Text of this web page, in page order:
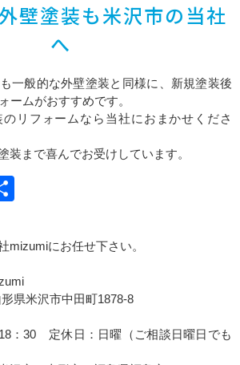
壁塗装も米沢市の当社
へ
一般的な外壁塗装と同様に、新規塗装後
ームがおすすめです。
リフォームなら当社におまかせくださ
装まで喜んでお受けしています。
mizumiにお任せ下さい。
県米沢市中田町1878-8
：30 定休日：日曜（ご相談日曜日でも